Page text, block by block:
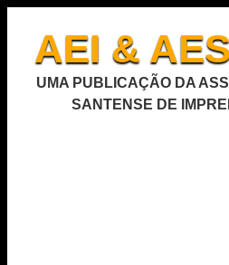
AEI &
UMA PUBLICAÇÃO DA
SANTENSE DE